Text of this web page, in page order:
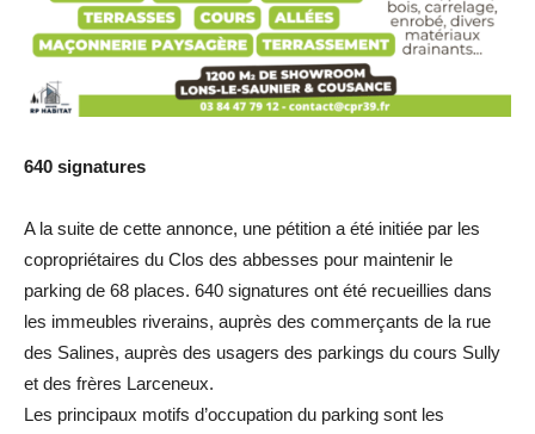
640 signatures
A la suite de cette annonce, une pétition a été initiée par les
copropriétaires du Clos des abbesses pour maintenir le
parking de 68 places. 640 signatures ont été recueillies dans
les immeubles riverains, auprès des commerçants de la rue
des Salines, auprès des usagers des parkings du cours Sully
et des frères Larceneux.
Les principaux motifs d’occupation du parking sont les